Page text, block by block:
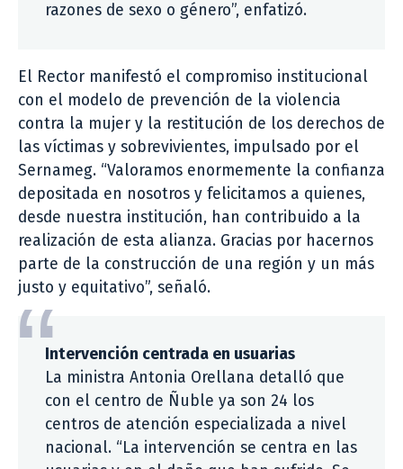
razones de sexo o género”, enfatizó.
El Rector manifestó el compromiso institucional
con el modelo de prevención de la violencia
contra la mujer y la restitución de los derechos de
las víctimas y sobrevivientes, impulsado por el
Sernameg. “Valoramos enormemente la confianza
depositada en nosotros y felicitamos a quienes,
desde nuestra institución, han contribuido a la
realización de esta alianza. Gracias por hacernos
parte de la construcción de una región y un más
justo y equitativo”, señaló.
Intervención centrada en usuarias
La ministra Antonia Orellana detalló que
con el centro de Ñuble ya son 24 los
centros de atención especializada a nivel
nacional. “La intervención se centra en las